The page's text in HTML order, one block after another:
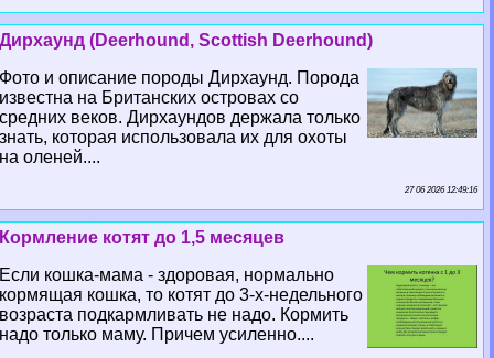
Дирхаунд (Deerhound, Scottish Deerhound)
Фото и описание породы Дирхаунд. Порода
известна на Британских островах со
средних веков. Дирхаундов держала только
знать, которая использовала их для охоты
на оленей....
27 06 2026 12:49:16
Кормление котят до 1,5 месяцев
Если кошка-мама - здоровая, нормально
кормящая кошка, то котят до 3-х-недельного
возраста подкармливать не надо. Кормить
надо только маму. Причем усиленно....